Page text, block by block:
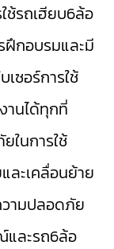
ช้รถเฮียบ6ล้อ
ฝึกอบรมและมี
ซอร์การใช้
านได้ทุกที่
ในการใช้
ละเคลื่อนย้าย
วามปลอดภัย
และรถ6ล้อ